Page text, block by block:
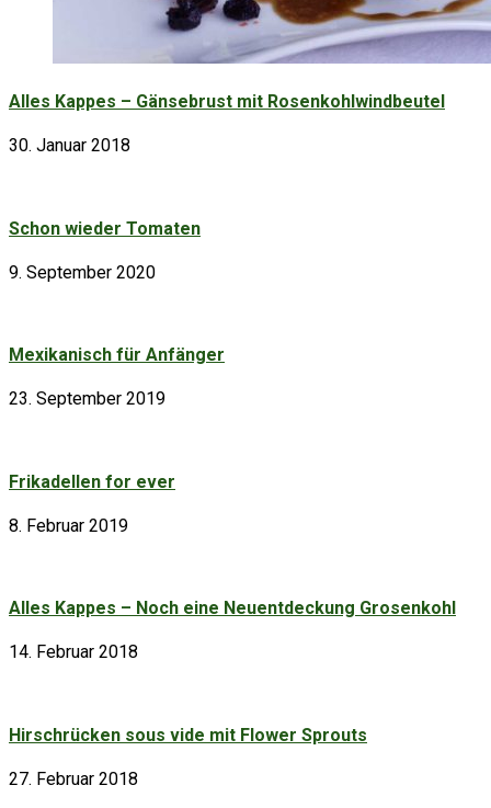
Alles Kappes – Gänsebrust mit Rosenkohlwindbeutel
30. Januar 2018
Schon wieder Tomaten
9. September 2020
Mexikanisch für Anfänger
23. September 2019
Frikadellen for ever
8. Februar 2019
Alles Kappes – Noch eine Neuentdeckung Grosenkohl
14. Februar 2018
Hirschrücken sous vide mit Flower Sprouts
27. Februar 2018